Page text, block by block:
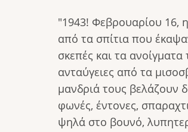
"1943! Φεβρουαρίου 16,
από τα σπίτια που
σκεπές και τα
ανταύγειες από τα
μανδριά τους βελάζουν
φωνές, έντονες,
ψηλά στο βουνό,